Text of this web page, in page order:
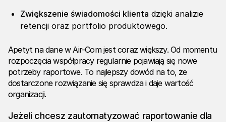
Zwiększenie świadomości klienta dzięki analizie
retencji oraz portfolio produktowego.
Apetyt na dane w Air-Com jest coraz większy. Od momentu
rozpoczęcia współpracy regularnie pojawiają się nowe
potrzeby raportowe. To najlepszy dowód na to, że
dostarczone rozwiązanie się sprawdza i daje wartość
organizacji.
Jeżeli chcesz zautomatyzować raportowanie dla